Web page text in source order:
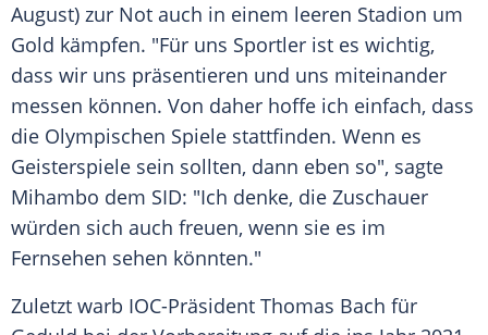
August) zur Not auch in einem leeren Stadion um
Gold kämpfen. "Für uns Sportler ist es wichtig,
dass wir uns präsentieren und uns miteinander
messen können. Von daher hoffe ich einfach, dass
die Olympischen Spiele stattfinden. Wenn es
Geisterspiele sein sollten, dann eben so", sagte
Mihambo dem SID: "Ich denke, die Zuschauer
würden sich auch freuen, wenn sie es im
Fernsehen sehen könnten."
Zuletzt warb IOC-Präsident Thomas Bach für